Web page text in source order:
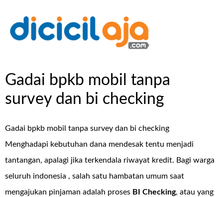
Gadai bpkb mobil tanpa
survey dan bi checking
Gadai bpkb mobil tanpa survey dan bi checking
Menghadapi kebutuhan dana mendesak tentu menjadi
tantangan, apalagi jika terkendala riwayat kredit. Bagi warga
seluruh indonesia , salah satu hambatan umum saat
mengajukan pinjaman adalah proses BI Checking, atau yang